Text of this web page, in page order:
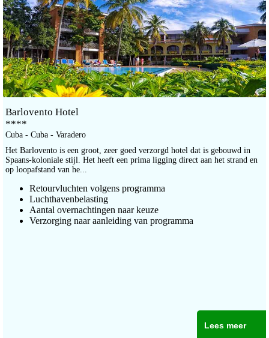
Barlovento Hotel
****
Cuba - Cuba - Varadero
Het Barlovento is een groot, zeer goed verzorgd hotel dat is gebouwd in
Spaans-koloniale stijl. Het heeft een prima ligging direct aan het strand en
op loopafstand van he...
Retourvluchten volgens programma
Luchthavenbelasting
Aantal overnachtingen naar keuze
Verzorging naar aanleiding van programma
Lees meer